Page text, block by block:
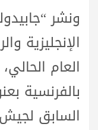
ونشر
الإنجليزية
العام
بالفرنسية
السابق